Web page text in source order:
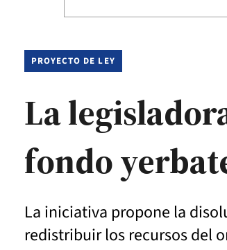
PROYECTO DE LEY
La
fondo
La iniciativa propone la
redistribuir los recursos del